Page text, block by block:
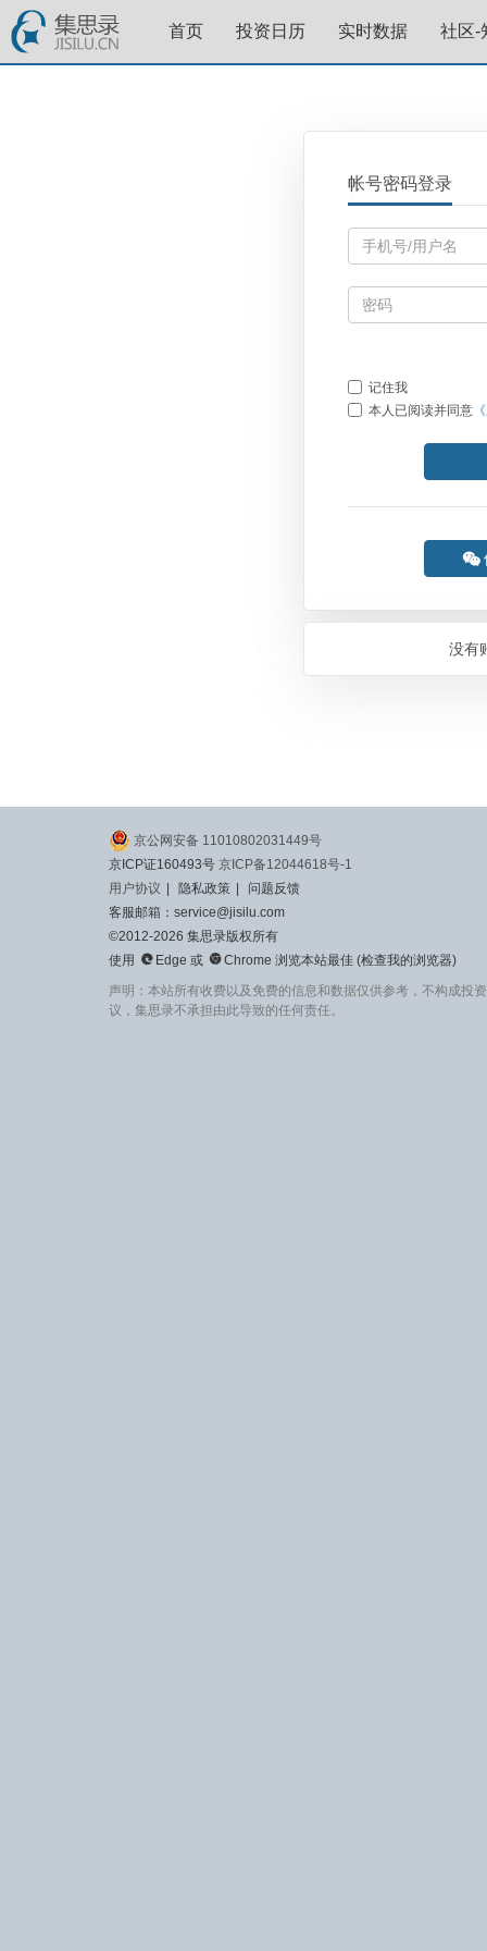
首页 投资日历 实时数据 社区-
帐号密码登录
记住我
本人已阅读并同意

没有
京公网安备 11010802031449号
京ICP证160493号 京ICP备12044618号-1
用户协议 | 隐私政策 |
问题反馈
客服邮箱：service@jisilu.com
©2012-2026 集思录版权所有
使用  Edge 或 Chrome 浏览本站最佳 (检查我的浏览器)
声明：本站所有收费以及免费的信息和数据仅供参考，不构成投
议，集思录不承担由此导致的任何责任。